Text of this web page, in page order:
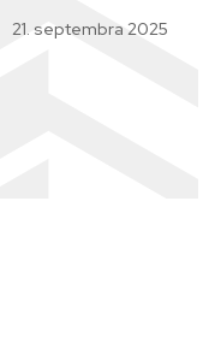
21. septembra 2025